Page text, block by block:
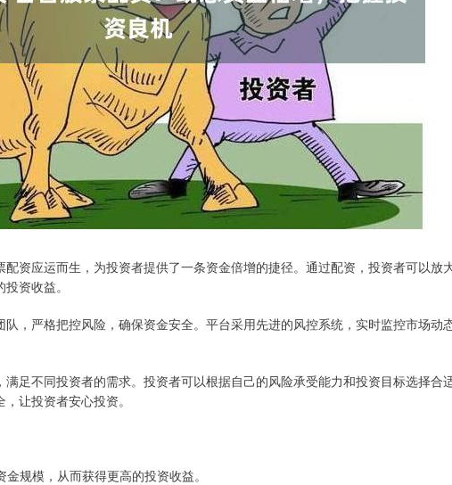
资应运而生，为投资者提供了一条资金倍增的捷径。通过配资，投资者可以放
资收益。
，严格把控风险，确保资金安全。平台采用先进的风控系统，实时监控市场动
足不同投资者的需求。投资者可以根据自己的风险承受能力和投资目标选择合
让投资者安心投资。
规模，从而获得更高的投资收益。